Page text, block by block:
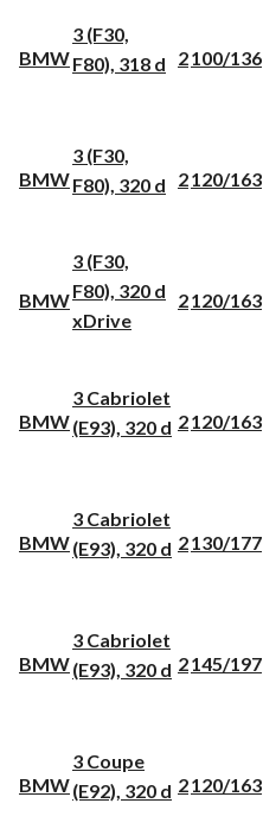
BMW
3 (F30,
F80), 318 d
2100/136
BMW
3 (F30,
F80), 320 d
2120/163
BMW
3 (F30,
F80), 320 d
xDrive
2120/163
BMW
3 Cabriolet
(E93), 320 d 2120/163
BMW
3 Cabriolet
(E93), 320 d 2130/177
BMW
3 Cabriolet
(E93), 320 d 2145/197
BMW
3 Coupe
(E92), 320 d 2120/163